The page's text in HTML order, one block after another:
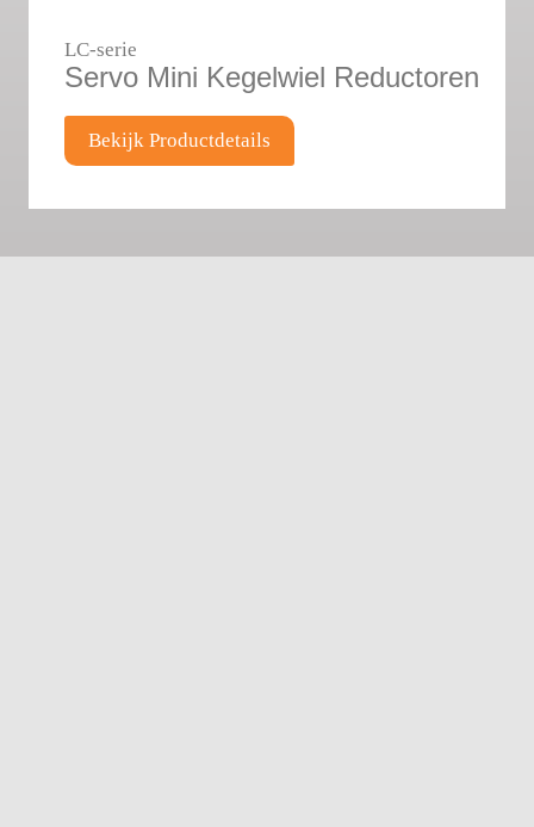
LC-serie
Servo Mini Kegelwiel Reductoren
Bekijk Productdetails